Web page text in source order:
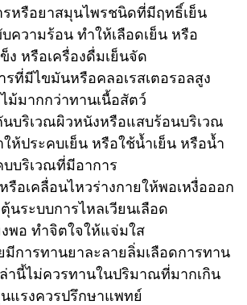
รหรือยาสมุนไพรชนิดที่มีฤทธิ์เย็น
วามร้อน ทำให้เลือดเย็น หรือ
ง หรือเครื่องดื่มเย็นจัด
รที่มีไขมันหรือคลอเรสเตอรอลสูง
ม้มากกว่าทานเนื้อสัตว์
บริเวณผิวหนังหรือแสบร้อนบริเวณ
ห้ประคบเย็น หรือใช้น้ำเย็น หรือน้ำ
บริเวณที่มีอาการ
รือเคลื่อนไหวร่างกายให้พอเหงื่อออก
นระบบการไหลเวียนเลือด
พอ ทำจิตใจให้แจ่มใส
การทานยาละลายลิ่มเลือดการทาน
านี้ไม่ควรทานในปริมาณที่มากเกิน
แรงควรปรึกษาแพทย์